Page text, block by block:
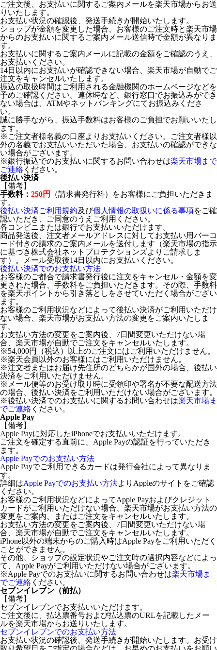
ご注文後、お支払いに関するご案内メールを楽天市場からお送
りいたします。
お支払い状況の確認後、発送手続きが開始いたします。
ショップが金額を変更した場合、お客様のご注文時と楽天市場
からのお支払いに関するご案内メール送信時で金額が異なりま
す。
お支払いに関するご案内メールに記載の金額をご確認のうえ、
お支払いください。
14日以内にお支払いが確認できない場合、楽天市場が自動でご
注文をキャンセルいたします。
振込の取扱時間はご利用される金融機関のホームページなどを
予めご確認ください。連休時など、銀行窓口でお振込みができ
ない場合は、ATMやネットバンキングにてお振込みくださ
い。
誠に勝手ながら、振込手数料はお客様のご負担でお願いいたし
ます。
※ご注文者様名義の口座よりお支払いください。ご注文者様以
外の名義でお支払いいただいた場合、お支払いの確認ができな
い場合がございます。
※銀行振込でのお支払いに関するお問い合わせは楽天市場まで
ご連絡 ください。
後払い決済
【備考】
手数料： 250円
（請求書発行料）をお客様にご負担いただきま
す。
後払い決済ご利用規約及び個人情報の取扱いに係る事項をご確
認いただき、ご同意のうえご利用ください。
各コンビニまたは銀行でお支払いいただけます。
商品発送後、注文者メールアドレスに対してお支払い用バーコ
ード付きの請求のご案内メールを送付します（楽天市場の指示
に基づき株式会社ネットプロテクションズよりご請求しま
す）。メール受取後14日以内にお支払いください。
後払い決済でのお支払い方法
お客様のご都合で請求書発行後に注文をキャンセル・金額を変
更された場合、手数料をご負担いただきます。その際、手数料
を楽天ポイントから引き落としをさせていただく場合がござい
ます。
お客様のご利用状況などによって後払い決済がご利用いただけ
ない場合、楽天市場がお支払い方法の変更をご案内いたしま
す。
お支払い方法の変更をご案内後、7日間変更いただけない場
合、楽天市場が自動でご注文をキャンセルいたします。
※54,000円（税込）以上のご注文にはご利用いただけません。
※楽天会員以外のお客様にはご利用いただけません。
※注文者またはお届け先住所のどちらかが国外の場合、後払い
決済をご利用いただけません。
※メール便等のお受け取り時に受領印や署名が不要な配送方法
の場合、後払い決済をご利用いただけない場合がございます。
※後払い決済でのお支払いに関するお問い合わせは楽天市場ま
でご連絡 ください。
Apple Pay
【備考】
Apple Payに対応したiPhoneでお支払いいただけます。
ご注文を確定する直前に、Apple Payの認証を行っていただき
ます。
Apple Payでのお支払い方法
Apple Payでご利用できるカードは発行会社によって異なりま
す。
詳細はApple Payでのお支払い方法よりAppleのサイトをご確認
ください。
お客様のご利用状況などによってApple Payおよびクレジット
カードがご利用いただけない場合、楽天市場がお支払い方法の
変更をご案内、またはご注文をキャンセルいたします。
お支払い方法の変更をご案内後、7日間変更いただけない場
合、楽天市場が自動でご注文をキャンセルいたします。
iPhone以外の端末からのご購入時はApple Payをご利用いただく
ことができません。
その他、ショップの設定状況やご注文時の選択内容などによっ
て、Apple Payがご利用いただけない場合がございます。
※Apple Payでのお支払いに関するお問い合わせは楽天市場ま
でご連絡 ください。
セブンイレブン（前払）
【備考】
セブンイレブンでお支払いいただけます。
ご注文後に、払込票番号および払込票のURLを記載したメー
ルを楽天市場からお送りいたします。
セブンイレブンでのお支払い方法
お支払い状況の確認後、発送手続きが開始いたします。お受け
取り希望日をご指定の場合などは、お早めのお支払いをお願い